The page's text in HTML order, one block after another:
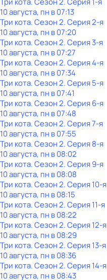
10 августа, пн в 07:13
Три кота. Сезон 2. Серия 2-я
10 августа, пн в 07:20
Три кота. Сезон 2. Серия 3-я
10 августа, пн в 07:27
Три кота. Сезон 2. Серия 4-я
10 августа, пн в 07:34
Три кота. Сезон 2. Серия 5-я
10 августа, пн в 07:41
Три кота. Сезон 2. Серия 6-я
10 августа, пн в 07:48
Три кота. Сезон 2. Серия 7-я
10 августа, пн в 07:55
Три кота. Сезон 2. Серия 8-я
10 августа, пн в 08:02
Три кота. Сезон 2. Серия 9-я
10 августа, пн в 08:08
Три кота. Сезон 2. Серия 10-я
10 августа, пн в 08:15
Три кота. Сезон 2. Серия 11-я
10 августа, пн в 08:22
Три кота. Сезон 2. Серия 12-я
10 августа, пн в 08:29
Три кота. Сезон 2. Серия 13-я
10 августа, пн в 08:36
Три кота. Сезон 2. Серия 14-я
10 августа, пн в 08:43